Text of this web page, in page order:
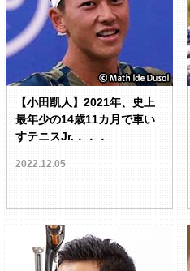
【小田凱人】2021年、史上
最年少の14歳11カ月で車い
すテニスJr.．．．
2022.12.05